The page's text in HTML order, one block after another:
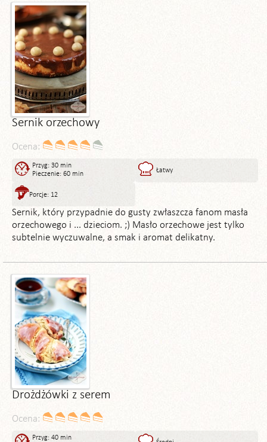
Sernik orzechowy
Ocena:
Przyg: 30 min
Pieczenie: 60 min
Łatwy
Porcje: 12
Sernik, który przypadnie do gusty zwłaszcza fanom masła
orzechowego i ... dzieciom. ;) Masło orzechowe jest tylko
subtelnie wyczuwalne, a smak i aromat delikatny.
Drożdżówki z serem
Ocena:
Przyg: 40 min